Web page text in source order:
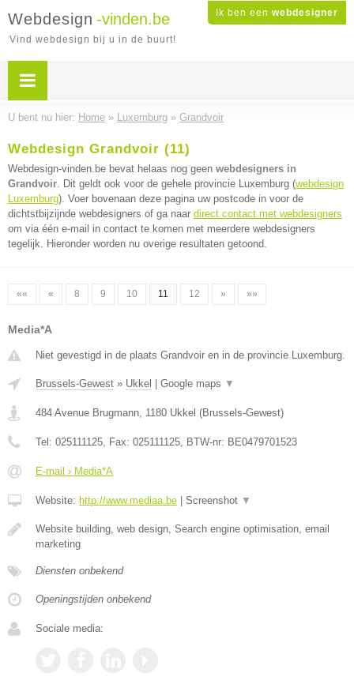
Ik ben een webdesigner
Webdesign -vinden.be
Vind webdesign bij u in de buurt!
U bent nu hier: Home » Luxemburg » Grandvoir
Webdesign Grandvoir (11)
Webdesign-vinden.be bevat helaas nog geen webdesigners in
Grandvoir. Dit geldt ook voor de gehele provincie Luxemburg (webdesign
Luxemburg). Voer bovenaan deze pagina uw postcode in voor de
dichtstbijzijnde webdesigners of ga naar direct contact met webdesigners
om via één e-mail in contact te komen met meerdere webdesigners
tegelijk. Hieronder worden nu overige resultaten getoond.
«« « 8 9 10 11 12 » »»
Media*A
Niet gevestigd in de plaats Grandvoir en in de provincie Luxemburg.
Brussels-Gewest » Ukkel Google maps ▼
484 Avenue Brugmann, 1180 Ukkel (Brussels-Gewest)
Tel: 025111125, Fax: 025111125, BTW-nr: BE0479701523
E-mail › Media*A
Website: http://www.mediaa.be Screenshot ▼
Website building, web design, Search engine optimisation, email
marketing
Diensten onbekend
Openingstijden onbekend
Sociale media: